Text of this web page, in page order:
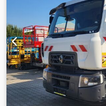
אלקטרונית (ESP),